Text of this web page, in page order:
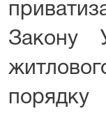
Закону
порядку